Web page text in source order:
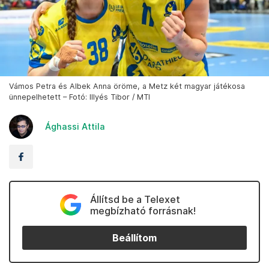
Vámos Petra és Albek Anna öröme, a Metz két magyar játékosa
ünnepelhetett – Fotó: Illyés Tibor / MTI
Ághassi Attila
Állítsd be a Telexet
megbízható forrásnak!
Beállítom